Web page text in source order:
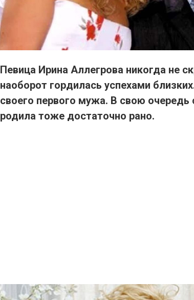
Певица Ирина Аллегрова никогда не
наоборот гордилась успехами
своего первого мужа. В свою
родила тоже достаточно рано.